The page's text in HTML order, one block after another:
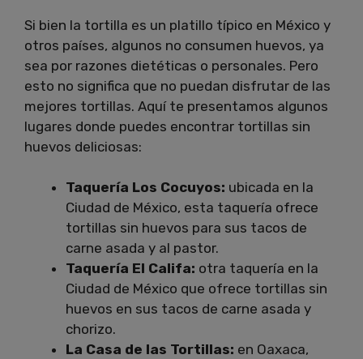
Si bien la tortilla es un platillo típico en México y
otros países, algunos no consumen huevos, ya
sea por razones dietéticas o personales. Pero
esto no significa que no puedan disfrutar de las
mejores tortillas. Aquí te presentamos algunos
lugares donde puedes encontrar tortillas sin
huevos deliciosas:
Taquería Los Cocuyos: ubicada en la
Ciudad de México, esta taquería ofrece
tortillas sin huevos para sus tacos de
carne asada y al pastor.
Taquería El Califa: otra taquería en la
Ciudad de México que ofrece tortillas sin
huevos en sus tacos de carne asada y
chorizo.
La Casa de las Tortillas: en Oaxaca,